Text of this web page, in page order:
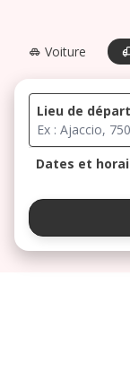
Voiture
Lieu de départ
Dates et